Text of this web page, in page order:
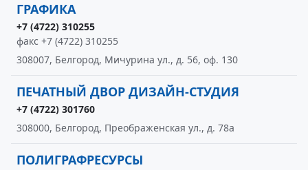
ГРАФИКА
+7 (4722) 310255
факс +7 (4722) 310255
308007, Белгород, Мичурина ул., д. 56, оф. 130
ПЕЧАТНЫЙ ДВОР ДИЗАЙН-СТУДИЯ
+7 (4722) 301760
308000, Белгород, Преображенская ул., д. 78а
ПОЛИГРАФРЕСУРСЫ